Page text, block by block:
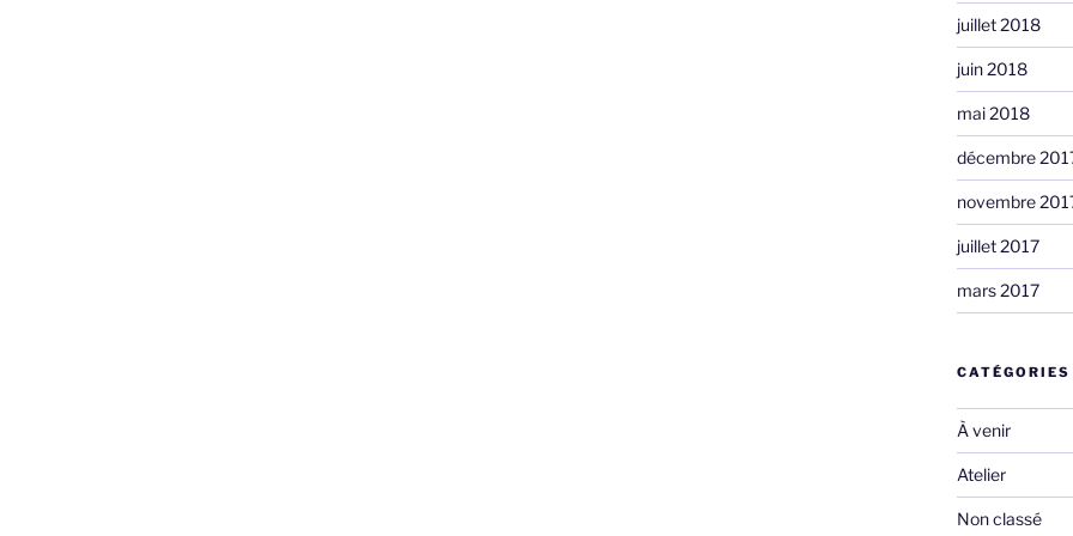
juillet 2018
juin 2018
mai 2018
décembre
novembre
juillet 2017
mars 2017
CATÉGORIES
À venir
Atelier
Non classé